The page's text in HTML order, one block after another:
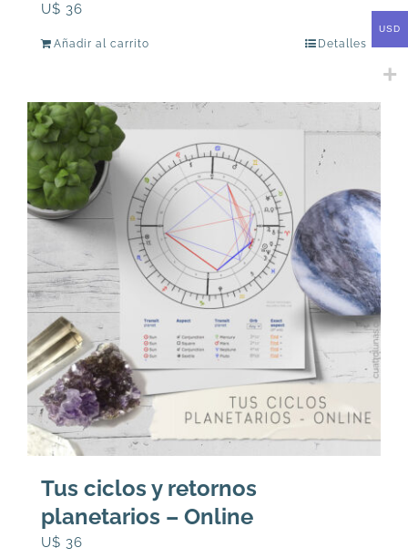
U$ 36
Añadir al carrito Detalles
Tus ciclos y retornos
planetarios – Online
U$ 36
USD